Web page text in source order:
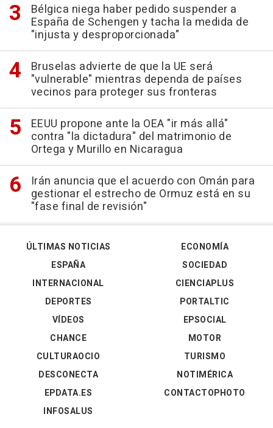
Bélgica niega haber pedido suspender a
España de Schengen y tacha la medida de
"injusta y desproporcionada"
Bruselas advierte de que la UE será
"vulnerable" mientras dependa de países
vecinos para proteger sus fronteras
EEUU propone ante la OEA "ir más allá"
contra "la dictadura" del matrimonio de
Ortega y Murillo en Nicaragua
Irán anuncia que el acuerdo con Omán para
gestionar el estrecho de Ormuz está en su
"fase final de revisión"
ÚLTIMAS NOTICIAS
ESPAÑA
INTERNACIONAL
DEPORTES
VÍDEOS
ECONOMÍA
SOCIEDAD
CIENCIAPLUS
PORTALTIC
EPSOCIAL
CHANCE
CULTURAOCIO
DESCONECTA
EPDATA.ES
INFOSALUS
MOTOR
TURISMO
NOTIMÉRICA
CONTACTOPHOTO